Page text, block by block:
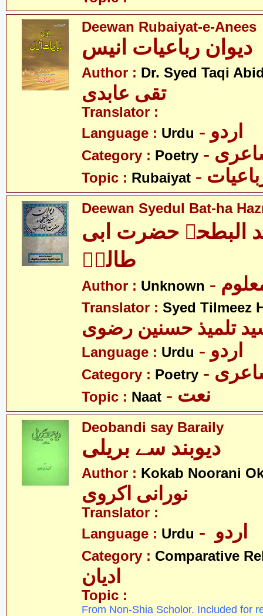
Deewan Rubaiyat-e-Anees
دیوان رباعیات انیس
Author : Dr. Syed Taqi
تقی عابدی
Translator :
Language : Urdu - اردو
Category : Poetry
Topic : Rubaiyat
Deewan Syedul Bat-ha
البطحہ حضرت ابی
طالبؑ
Author : Unknown
Translator : Syed Tilmeez
تلمیذ حسنین رضوی
Language : Urdu - اردو
Category : Poetry
Topic : Naat - نعت
Deobandi say Baraily
دیوبند سے بریلی
Author : Kokab Noorani
نورانی اکروی
Translator :
Language : Urdu
Category : Comparative
ادیان
Topic :
From Non-Shia Scholor. Included for